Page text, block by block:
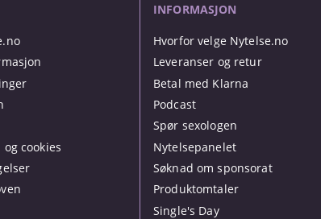
cookies
INFORMASJON
Hvorfor velge Nytelse.no
Leveranser og retur
Betal med Klarna
Podcast
Spør sexologen
Nytelsepanelet
Søknad om sponsorat
Produktomtaler
Single's Day